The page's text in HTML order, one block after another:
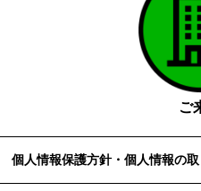
ご
個人情報保護方針・個人情報の